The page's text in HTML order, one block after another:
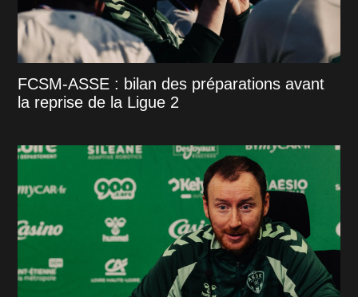
FCSM-ASSE : bilan des préparations avant
la reprise de la Ligue 2